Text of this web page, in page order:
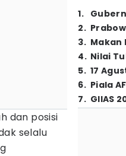
dan posisi
selalu
1.
2.
3. Makan
4. Nilai
5. 17
6. Piala
7. GIIAS